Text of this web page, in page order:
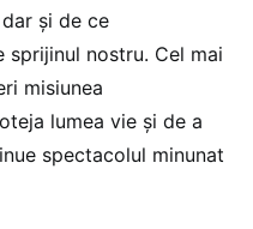
și de ce
nostru. Cel mai
misiunea
lumea vie și de a
spectacolul minunat